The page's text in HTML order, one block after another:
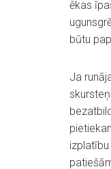
ēkas
būtu
Ja